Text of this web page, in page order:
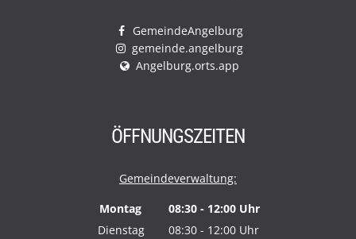
GemeindeAngelburg
gemeinde.angelburg
Angelburg.orts.app
ÖFFNUNGSZEITEN
Gemeindeverwaltung:
Montag
08:30- 12:00Uhr
Von 08:30 bis 12:00 Uhr
Dienstag 08:30 - 12:00 Uhr